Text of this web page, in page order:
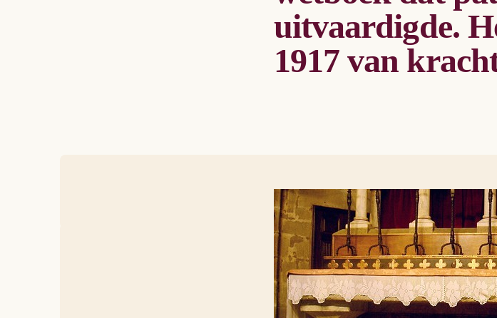
uitvaardigde.
1917 van
Constituties
De succesvolle afronding van het pauselijke
van zijn tijd. In 1236 keerde Raymundus terug
van Tarragona had geweigerd. Ook toen hij in
aarzelde hij om die functie te aanvaarden.